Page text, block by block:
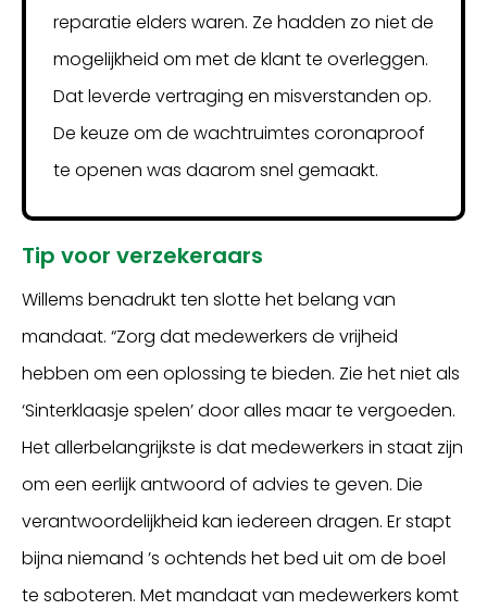
reparatie elders waren. Ze hadden zo niet de
mogelijkheid om met de klant te overleggen.
Dat leverde vertraging en misverstanden op.
De keuze om de wachtruimtes coronaproof
te openen was daarom snel gemaakt.
Tip voor verzekeraars
Willems benadrukt ten slotte het belang van
mandaat. “Zorg dat medewerkers de vrijheid
hebben om een oplossing te bieden. Zie het niet als
‘Sinterklaasje spelen’ door alles maar te vergoeden.
Het allerbelangrijkste is dat medewerkers in staat zijn
om een eerlijk antwoord of advies te geven. Die
verantwoordelijkheid kan iedereen dragen. Er stapt
bijna niemand ’s ochtends het bed uit om de boel
te saboteren. Met mandaat van medewerkers komt